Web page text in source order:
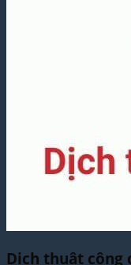
Dịch thuật